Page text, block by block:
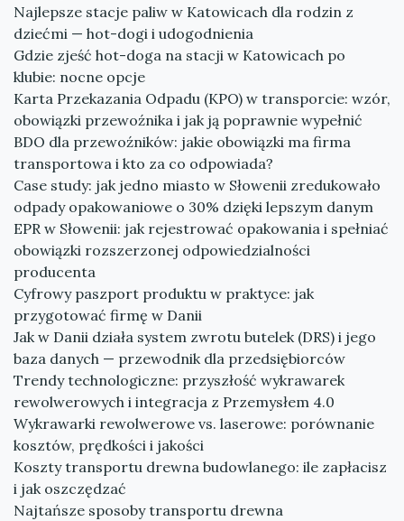
Najlepsze stacje paliw w Katowicach dla rodzin z
dziećmi — hot-dogi i udogodnienia
Gdzie zjeść hot-doga na stacji w Katowicach po
klubie: nocne opcje
Karta Przekazania Odpadu (KPO) w transporcie: wzór,
obowiązki przewoźnika i jak ją poprawnie wypełnić
BDO dla przewoźników: jakie obowiązki ma firma
transportowa i kto za co odpowiada?
Case study: jak jedno miasto w Słowenii zredukowało
odpady opakowaniowe o 30% dzięki lepszym danym
EPR w Słowenii: jak rejestrować opakowania i spełniać
obowiązki rozszerzonej odpowiedzialności
producenta
Cyfrowy paszport produktu w praktyce: jak
przygotować firmę w Danii
Jak w Danii działa system zwrotu butelek (DRS) i jego
baza danych — przewodnik dla przedsiębiorców
Trendy technologiczne: przyszłość wykrawarek
rewolwerowych i integracja z Przemysłem 4.0
Wykrawarki rewolwerowe vs. laserowe: porównanie
kosztów, prędkości i jakości
Koszty transportu drewna budowlanego: ile zapłacisz
i jak oszczędzać
Najtańsze sposoby transportu drewna